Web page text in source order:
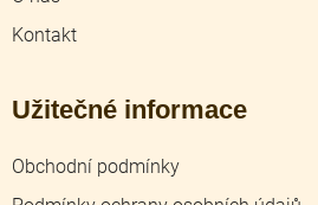
Kontakt
Užitečné informace
Obchodní podmínky